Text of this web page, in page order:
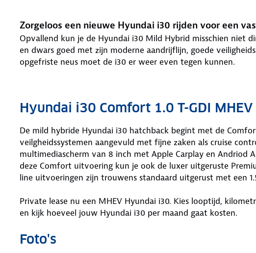
Zorgeloos een nieuwe Hyundai i30 rijden voor een
Opvallend kun je de Hyundai i30 Mild Hybrid misschien niet
en dwars goed met zijn moderne aandrijflijn, goede
opgefriste neus moet de i30 er weer even tegen kunnen.
Hyundai i30 Comfort 1.0 T-GDI
De mild hybride Hyundai i30 hatchback begint met de
veilgheidssystemen aangevuld met fijne zaken als cruise
multimediascherm van 8 inch met Apple Carplay en Andriod
deze Comfort uitvoering kun je ook de luxer uitgeruste
line uitvoeringen zijn trouwens standaard uitgerust met een
Private lease nu een MHEV Hyundai i30. Kies looptijd,
en kijk hoeveel jouw Hyundai i30 per maand gaat kosten.
Foto's